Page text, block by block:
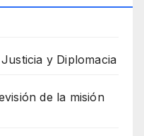
y Diplomacia
de la misión